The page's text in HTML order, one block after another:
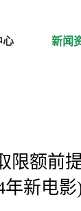
心 新闻
限额前
年新电影